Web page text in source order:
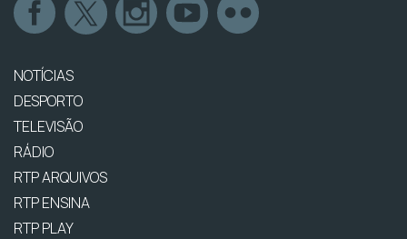
NOTÍCIAS
DESPORTO
TELEVISÃO
RÁDIO
RTP ARQUIVOS
RTP ENSINA
RTP PLAY